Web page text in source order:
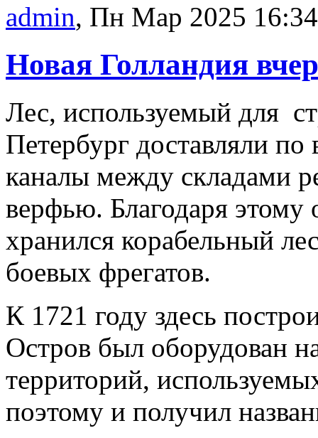
admin, Пн Мар 2025 16:34
Новая Голландия
Лес, используемый для
Петербург доставляли
каналы между складами
верфью. Благодаря этому
хранился корабельный
боевых фрегатов.
К 1721 году здесь
Остров был оборудован
территорий,
поэтому и получил